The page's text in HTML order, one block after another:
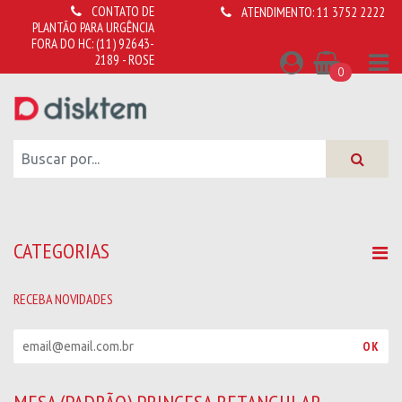
CONTATO DE
PLANTÃO PARA URGÊNCIA
FORA DO HC:(11) 92643-
2189 - ROSE
ATENDIMENTO:11 3752 2222
0
CATEGORIAS
RECEBA NOVIDADES
OK